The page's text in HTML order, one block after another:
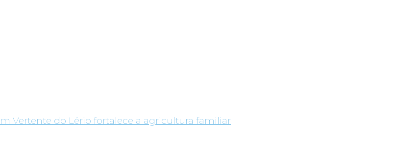
Vertente do Lério fortalece a agricultura familiar